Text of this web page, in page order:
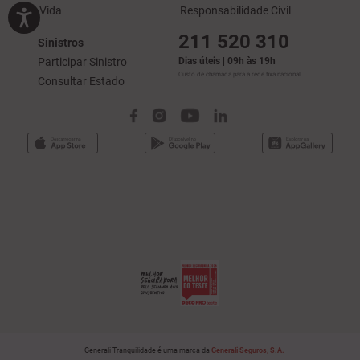
Vida
Responsabilidade Civil
Sinistros
Participar Sinistro
Consultar Estado
211 520 310
Dias úteis | 09h às 19h
Custo de chamada para a rede fixa nacional
Generali Tranquilidade é uma marca da Generali Seguros, S.A.